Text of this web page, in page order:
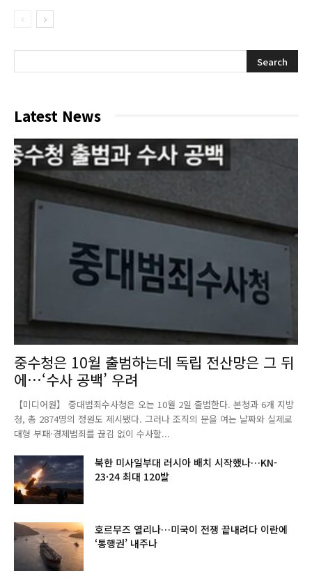
Latest News
중수청은 10월 출범하는데 독립 전산망은 그 뒤
에…‘수사 공백’ 우려
【미디어원】 중대범죄수사청은 오는 10월 2일 출범한다. 본청과 6개 지방
청, 총 2874명의 정원도 제시됐다. 그러나 조직의 문을 여는 날짜와 실제로
대형 부패·경제범죄를 끊김 없이 수사할...
북한 미사일부대 러시아 배치 시작했나…KN-
23·24 최대 120발
호르무즈 열리나…미국이 전쟁 끝내려다 이란에
‘통행권’ 내주나